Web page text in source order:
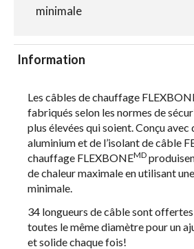
minimale
Information
Les câbles de chauffage
fabriqués selon les normes de
plus élevées qui soient. Conçu avec
aluminium et de l’isolant de câble
chauffage FLEXBONEMD
de chaleur maximale en utilisant
minimale.
34 longueurs de câble sont
toutes le même diamètre pour un
et solide chaque fois!